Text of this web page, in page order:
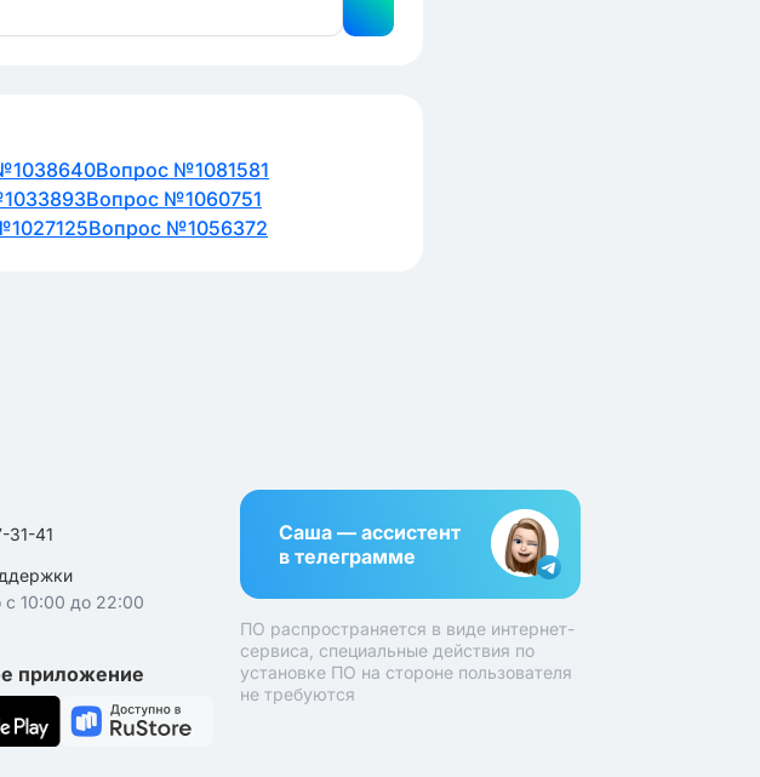
Вопрос №1081581
Вопрос №1060751
Вопрос №1056372
31-41
с 10:00 до 22:00
приложение
Саша — ассистент
в телеграмме
ПО распространяется в виде интернет-
сервиса, специальные действия по
установке ПО на стороне пользователя
не требуются